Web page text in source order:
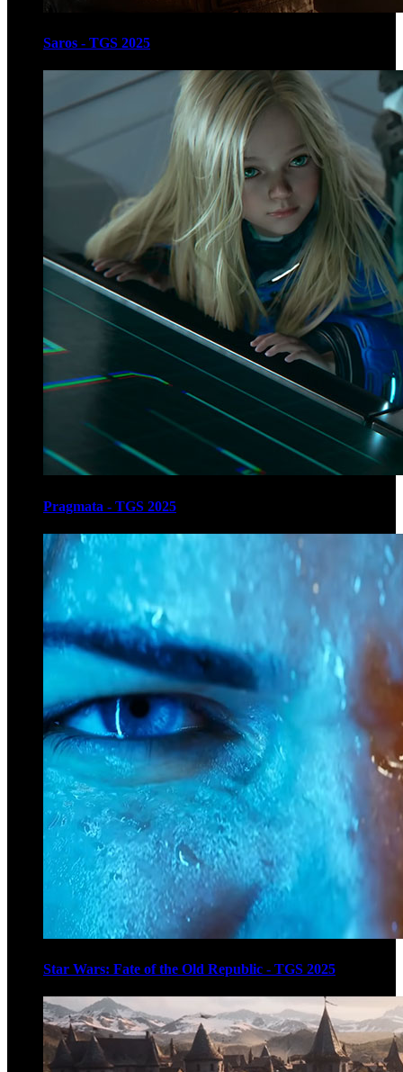
Saros - TGS 2025
Pragmata - TGS 2025
Star Wars: Fate of the Old Republic - TGS 2025